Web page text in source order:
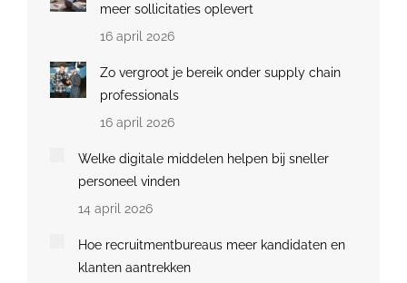
meer sollicitaties oplevert
16 april 2026
Zo vergroot je bereik onder supply chain
professionals
16 april 2026
Welke digitale middelen helpen bij sneller
personeel vinden
14 april 2026
Hoe recruitmentbureaus meer kandidaten en
klanten aantrekken